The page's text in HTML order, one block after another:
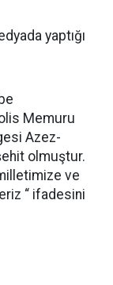
yaptığı
Memuru
Azez-
olmuştur.
ve
“ ifadesini